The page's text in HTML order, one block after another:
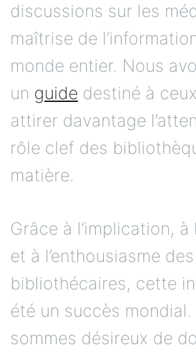
discussions sur les
maîtrise de
monde entier. Nous
un guide destiné à
attirer davantage
rôle clef des
matière.
Grâce à l’implication,
et à l’enthousiasme des
bibliothécaires, cette
été un succès mondial.
sommes désireux de